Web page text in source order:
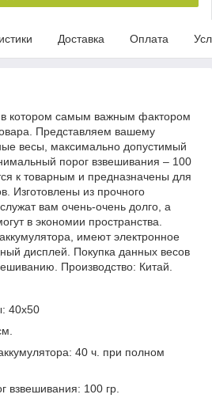
Доставка Оплата
котором самым важным фактором
Представляем вашему
весы, максимально допустимый
порог взвешивания – 100
к товарным и предназначены для
Изготовлены из прочного
вам очень-очень долго, а
в экономии пространства.
имеют электронное
дисплей. Покупка данных весов
Производство: Китай.
40х50
40 ч. при полном
взвешивания: 100 гр.